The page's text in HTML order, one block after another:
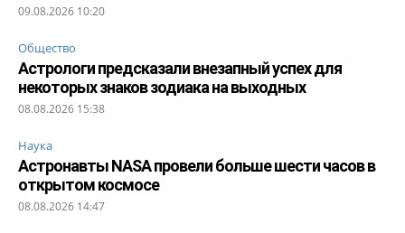
09.08.2026 10:20
Общество
Астрологи предсказали внезапный успех для
некоторых знаков зодиака на выходных
08.08.2026 15:38
Наука
Астронавты NASA провели больше шести часов в
открытом космосе
08.08.2026 14:47